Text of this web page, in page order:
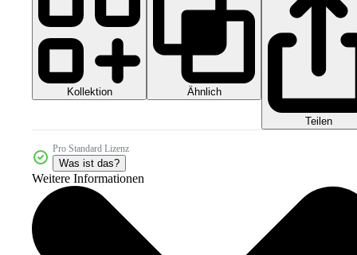
Kollektion Ähnlich
Teilen
Pro Standard Lizenz
Was ist das?
Weitere Informationen